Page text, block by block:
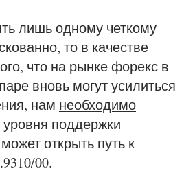
лишь одному четкому
то в качестве
что на рынке форекс в
вновь могут усилиться
нам необходимо
поддержки
открыть путь к
00.